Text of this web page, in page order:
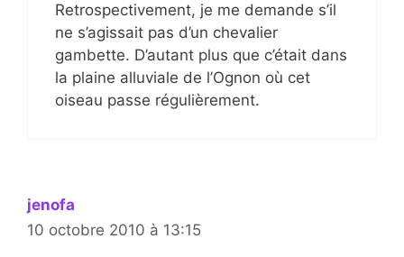
Retrospectivement, je me demande s’il
ne s’agissait pas d’un chevalier
gambette. D’autant plus que c’était dans
la plaine alluviale de l’Ognon où cet
oiseau passe régulièrement.
jenofa
10 octobre 2010 à 13:15